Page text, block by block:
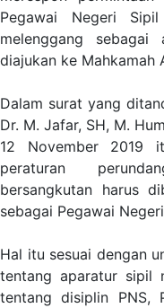
Pegawai Negeri
melenggang
diajukan ke Mahkamah
Dalam surat yang
Dr. M. Jafar, SH, M.
12 November 2019
peraturan
bersangkutan harus
sebagai Pegawai
Hal itu sesuai dengan
tentang aparatur sipil
tentang disiplin PNS,